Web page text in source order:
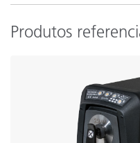
Produtos